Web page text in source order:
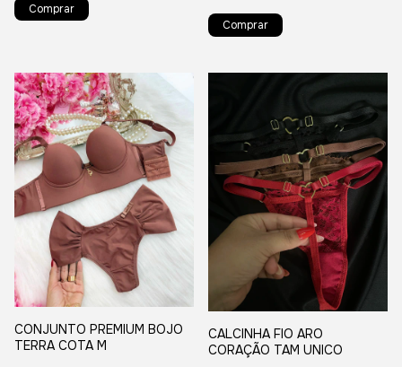
Comprar
Comprar
CONJUNTO PREMIUM BOJO
TERRA COTA M
CALCINHA FIO ARO
CORAÇÃO TAM UNICO